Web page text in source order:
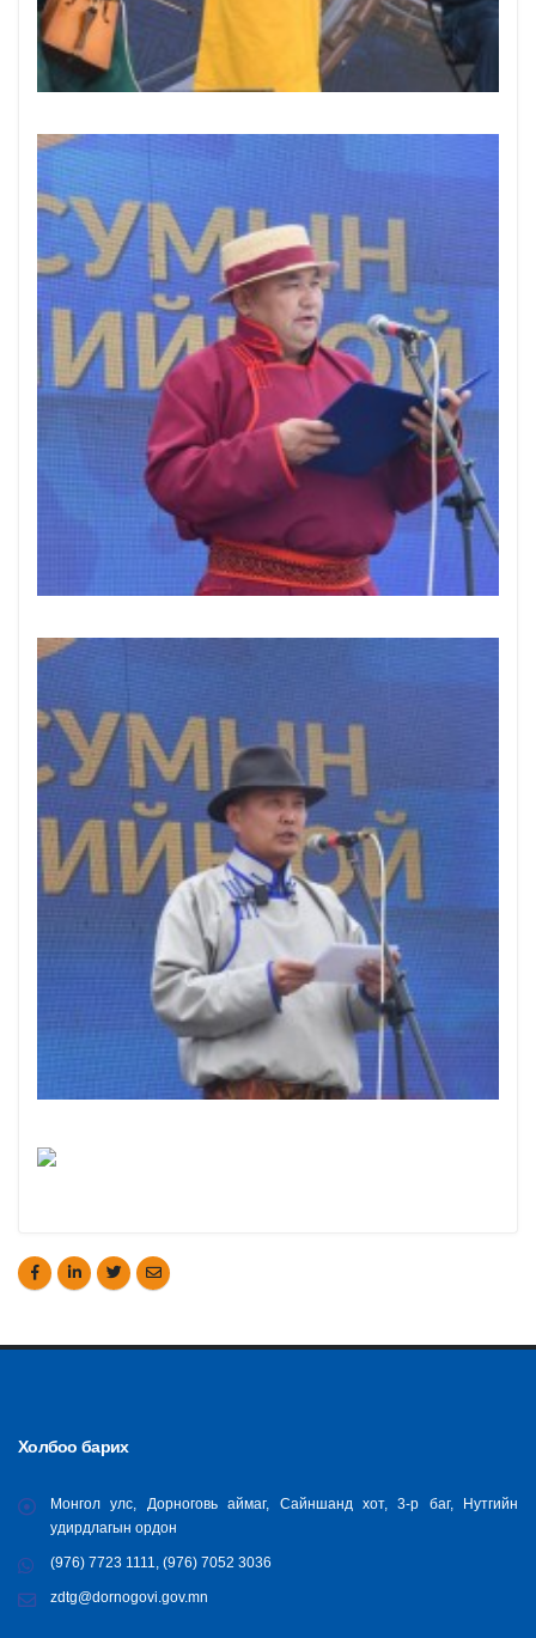
Холбоо барих
Монгол улс, Дорноговь аймаг, Сайншанд хот, 3-р баг, Нутгийн
удирдлагын ордон
(976) 7723 1111, (976) 7052 3036
zdtg@dornogovi.gov.mn